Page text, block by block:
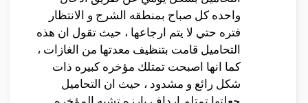
واحده كل صباح بمنطقه الشرج و الانتظار
فتره حتي لا يتم ارجاعها ، حيث تقول ان هذه
التحاميل قامت بتنظيف معدتها من الغازات ،
كما انها اصبحت تمتلك مؤخره كبيره ذات
شكل رائع و مشدود ، حيث ان التحاميل